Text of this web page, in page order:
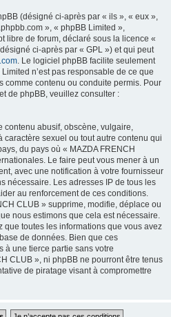
(désigné ci-après par « ils », « eux »,
», « phpBB Limited »,
libre de forum, déclaré sous la licence «
ci-après par « GPL ») et qui peut
. Le logiciel phpBB facilite seulement
n’est pas responsable de ce que
comme contenu ou conduite permis. Pour
de phpBB, veuillez consulter :
abusif, obscène, vulgaire,
caractère sexuel ou tout autre contenu qui
du pays où « MAZDA FRENCH
Le faire peut vous mener à un
avec une notification à votre fournisseur
nécessaire. Les adresses IP de tous les
au renforcement de ces conditions.
CLUB » supprime, modifie, déplace ou
nous estimons que cela est nécessaire.
que toutes les informations que vous avez
de données. Bien que ces
à une tierce partie sans votre
CLUB », ni phpBB ne pourront être tenus
de piratage visant à compromettre